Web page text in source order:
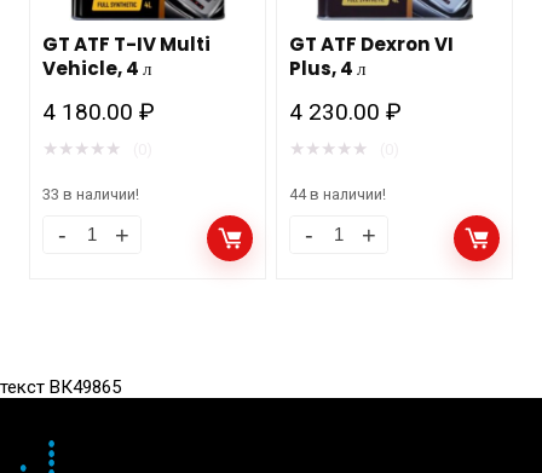
GT ATF T-IV Multi
Vehicle, 4 л
4 180.00₽
★ ★ ★ ★ ★
33 в наличии!
GT ATF Dexron VI
Plus, 4 л
4 230.00₽
★ ★ ★ ★ ★
44 в наличии!
текст ВК49865